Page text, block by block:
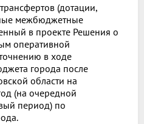
(дотации,
межбюджетные
в проекте Решения о
оперативной
в ходе
города после
области на
(на очередной
период) по